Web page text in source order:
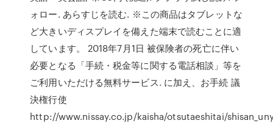
ォロー. あらすじを読む. ※この商品はタブレットな
ど大きいディスプレイを備えた端末で読むことに適
しています。 2018年7月1日 被保険者の死亡に伴い
必要となる「手続・税金等に関する電話相談」等を
ご利用いただける無料サービス. に加え、お手続 議
決権行使
http://www.nissay.co.jp/kaisha/otsutaeshitai/